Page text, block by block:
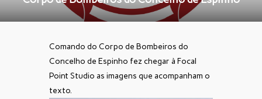
Comando do Corpo de Bombeiros do
Concelho de Espinho fez chegar à Focal
Point Studio as imagens que acompanham o
texto.